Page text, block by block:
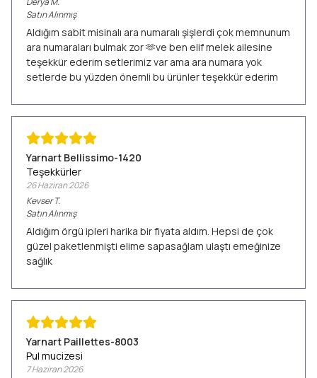
Satın Alınmış
Aldığım sabit misinalı ara numaralı şişlerdi çok memnunum
ara numaraları bulmak zor 🫶ve ben elif melek ailesine
teşekkür ederim setlerimiz var ama ara numara yok
setlerde bu yüzden önemli bu ürünler teşekkür ederim
Yarnart Bellissimo-1420
Teşekkürler
26 Haziran 2026
Kevser T.
Satın Alınmış
Aldığım örgü ipleri harika bir fiyata aldım. Hepsi de çok
güzel paketlenmişti elime sapasağlam ulaştı emeğinize
sağlık
Yarnart Paillettes-8003
Pul mucizesi
7 Haziran 2026